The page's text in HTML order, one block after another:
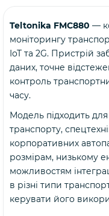
Купити
Teltonika FMC880 —
моніторингу
IoT та 2G. Пристрій
даних, точне
контроль
часу.
Модель підходить
транспорту,
корпоративних
розмірам, низькому
можливостям
в різні типи
керувати його